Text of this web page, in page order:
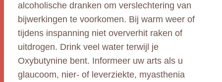
alcoholische dranken om verslechtering van
bijwerkingen te voorkomen. Bij warm weer of
tijdens inspanning niet oververhit raken of
uitdrogen. Drink veel water terwijl je
Oxybutynine bent. Informeer uw arts als u
glaucoom, nier- of leverziekte, myasthenia